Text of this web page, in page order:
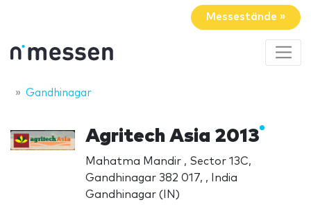
Messestände »
Gandhinagar
Agritech Asia 2013
Mahatma Mandir , Sector 13C,
Gandhinagar 382 017, , India
Gandhinagar (IN)